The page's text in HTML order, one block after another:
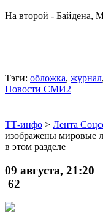
На второй - Байдена,
Тэги: обложка, журнал,
Новости СМИ2
ТТ-инфо > Лента
изображены мировые
в этом разделе
09 августа, 21:20
62